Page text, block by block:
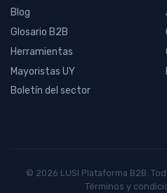
Blog
Glosario B2B
Herramientas
Mayoristas UY
Boletín del sector
© 2026 LUSI Plataforma B2B.
Términos y